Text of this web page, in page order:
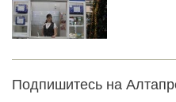
Подпишитесь на